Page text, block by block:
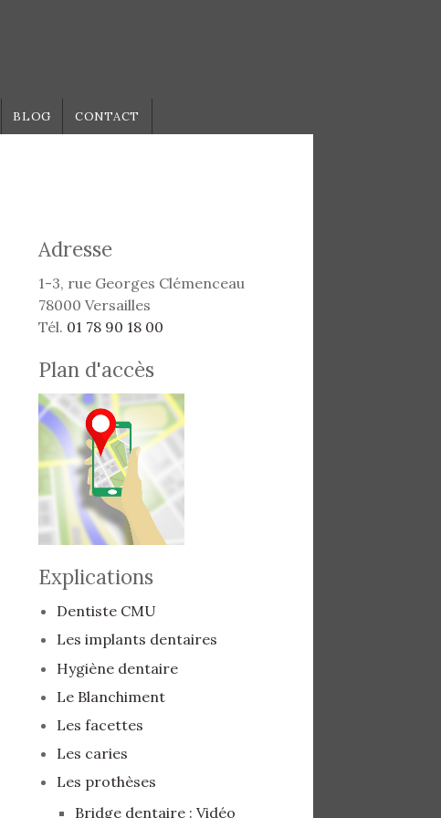
BLOG CONTACT
Adresse
1-3, rue Georges Clémenceau
78000 Versailles
Tél. 01 78 90 18 00
Plan d'accès
Explications
Dentiste CMU
Les implants dentaires
Hygiène dentaire
Le Blanchiment
Les facettes
Les caries
Les prothèses
Bridge dentaire : Vidéo